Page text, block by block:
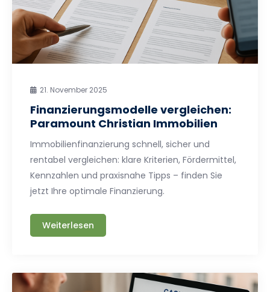
21. November 2025
Finanzierungsmodelle vergleichen:
Paramount Christian Immobilien
Immobilienfinanzierung schnell, sicher und
rentabel vergleichen: klare Kriterien, Fördermittel,
Kennzahlen und praxisnahe Tipps – finden Sie
jetzt Ihre optimale Finanzierung.
Weiterlesen